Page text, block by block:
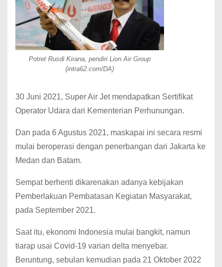
Potret Rusdi Kirana, pendiri Lion Air Group
(intra62.com/DA)
30 Juni 2021, Super Air Jet mendapatkan Sertifikat
Operator Udara dari Kementerian Perhunungan.
Dan pada 6 Agustus 2021, maskapai ini secara resmi
mulai beroperasi dengan penerbangan dari Jakarta ke
Medan dan Batam.
Sempat berhenti dikarenakan adanya kebijakan
Pemberlakuan Pembatasan Kegiatan Masyarakat,
pada September 2021.
Saat itu, ekonomi Indonesia mulai bangkit, namun
tiarap usai Covid-19 varian delta menyebar.
Beruntung, sebulan kemudian pada 21 Oktober 2022